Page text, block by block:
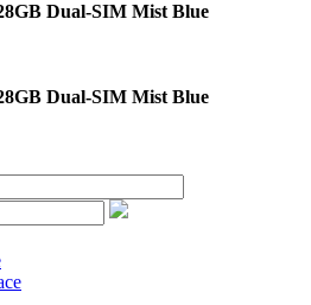
Dual-SIM Mist Blue
Dual-SIM Mist Blue